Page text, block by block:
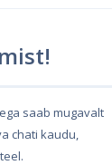
saab mugavalt
chati kaudu,